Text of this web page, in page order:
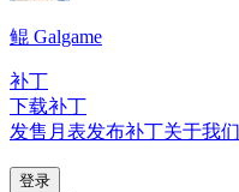
鲲 Galgame
补丁
下载补丁
发售月表发布补丁关于我们
登录